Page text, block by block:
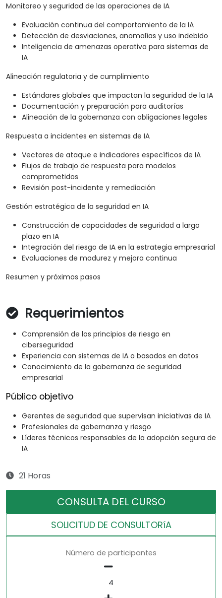
Monitoreo y seguridad de las operaciones de IA
Evaluación continua del comportamiento de la IA
Detección de desviaciones, anomalías y uso indebido
Inteligencia de amenazas operativa para sistemas de
IA
Alineación regulatoria y de cumplimiento
Estándares globales que impactan la seguridad de la IA
Documentación y preparación para auditorías
Alineación de la gobernanza con obligaciones legales
Respuesta a incidentes en sistemas de IA
Vectores de ataque e indicadores específicos de IA
Flujos de trabajo de respuesta para modelos
comprometidos
Revisión post-incidente y remediación
Gestión estratégica de la seguridad en IA
Construcción de capacidades de seguridad a largo
plazo en IA
Integración del riesgo de IA en la estrategia empresarial
Evaluaciones de madurez y mejora continua
Resumen y próximos pasos
Requerimientos
Comprensión de los principios de riesgo en
ciberseguridad
Experiencia con sistemas de IA o basados en datos
Conocimiento de la gobernanza de seguridad
empresarial
Público objetivo
Gerentes de seguridad que supervisan iniciativas de IA
Profesionales de gobernanza y riesgo
Líderes técnicos responsables de la adopción segura de
IA
21 Horas
CONSULTA DEL CURSO
SOLICITUD DE CONSULTORíA
Número de participantes